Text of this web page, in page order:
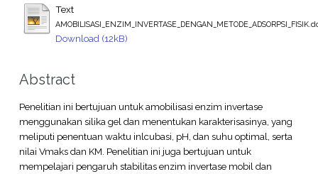
Text
Download (12kB)
Abstract
Penelitian ini bertujuan untuk amobilisasi enzim invertase
menggunakan silika gel dan menentukan karakterisasinya, yang
meliputi penentuan waktu inlcubasi, pH, dan suhu optimal, serta
nilai Vmaks dan KM. Penelitian ini juga bertujuan untuk
mempelajari pengaruh stabilitas enzim invertase mobil dan